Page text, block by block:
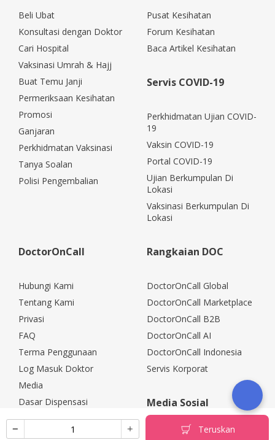
Teruskan
Beli Ubat
Konsultasi dengan Doktor
Cari Hospital
Vaksinasi Umrah & Hajj
Buat Temu Janji
Permeriksaan Kesihatan
Promosi
Ganjaran
Perkhidmatan Vaksinasi
Tanya Soalan
Polisi Pengembalian
Pusat Kesihatan
Forum Kesihatan
Baca Artikel Kesihatan
Servis COVID-19
Perkhidmatan Ujian COVID-
19
Vaksin COVID-19
Portal COVID-19
Ujian Berkumpulan Di
Lokasi
Vaksinasi Berkumpulan Di
Lokasi
DoctorOnCall
Hubungi Kami
Tentang Kami
Privasi
FAQ
Terma Penggunaan
Log Masuk Doktor
Media
Dasar Dispensasi
Kerjaya
Rakan Kongsi Korporat
Rangkaian DOC
DoctorOnCall Global
DoctorOnCall Marketplace
DoctorOnCall B2B
DoctorOnCall AI
DoctorOnCall Indonesia
Servis Korporat
Media Sosial